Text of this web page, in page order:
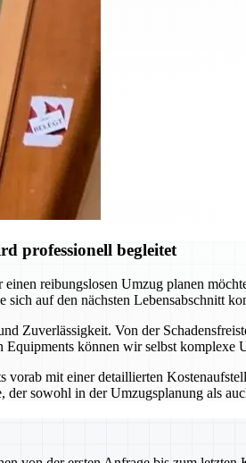
professionell begleitet
reibungslosen Umzug planen
auf den nächsten Lebensabschnitt
Zuverlässigkeit. Von der
können wir selbst komplexe
mit einer detaillierten
sowohl in der Umzugsplanung als